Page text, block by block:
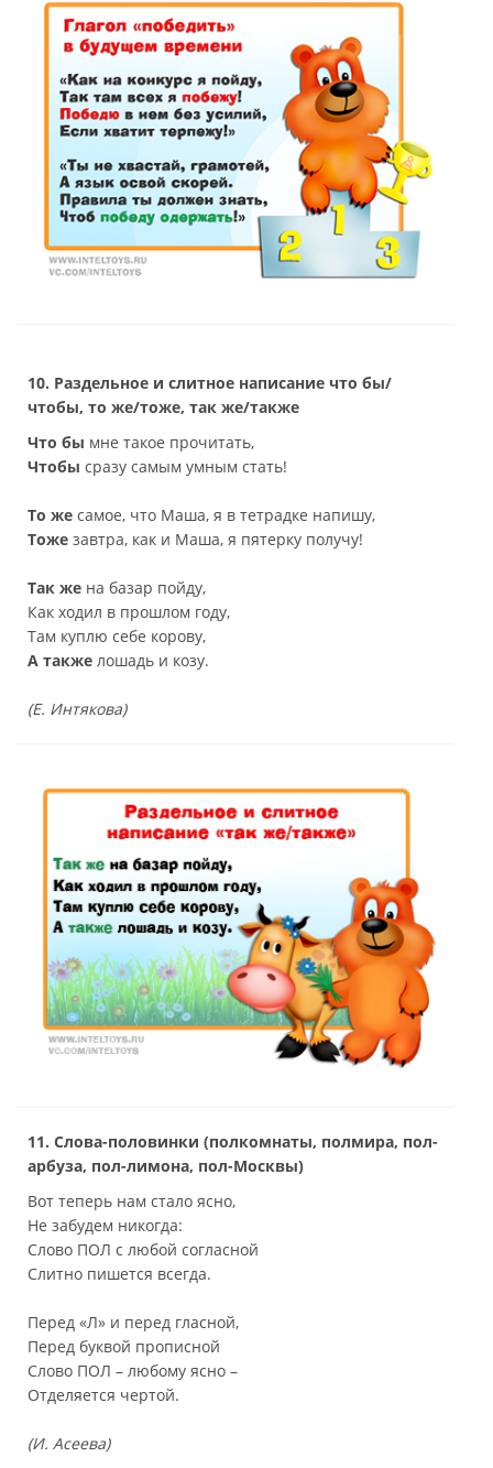
10. Раздельное и слитное написание что бы/
чтобы, то же/тоже, так же/также
Что бы мне такое прочитать,
Чтобы сразу самым умным стать!
То же самое, что Маша, я в тетрадке напишу,
Тоже завтра, как и Маша, я пятерку получу!
Так же на базар пойду,
Как ходил в прошлом году,
Там куплю себе корову,
А также лошадь и козу.
(Е. Интякова)
11. Слова-половинки (полкомнаты, полмира, пол-
арбуза, пол-лимона, пол-Москвы)
Вот теперь нам стало ясно,
Не забудем никогда:
Слово ПОЛ с любой согласной
Слитно пишется всегда.
Перед «Л» и перед гласной,
Перед буквой прописной
Слово ПОЛ – любому ясно –
Отделяется чертой.
(И. Асеева)